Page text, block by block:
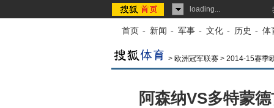
loading...
首页 - 新闻 - 军事 - 文化 - 历史 - 体
> 欧洲冠军联赛 > 2014-15赛季
阿森纳VS多特蒙